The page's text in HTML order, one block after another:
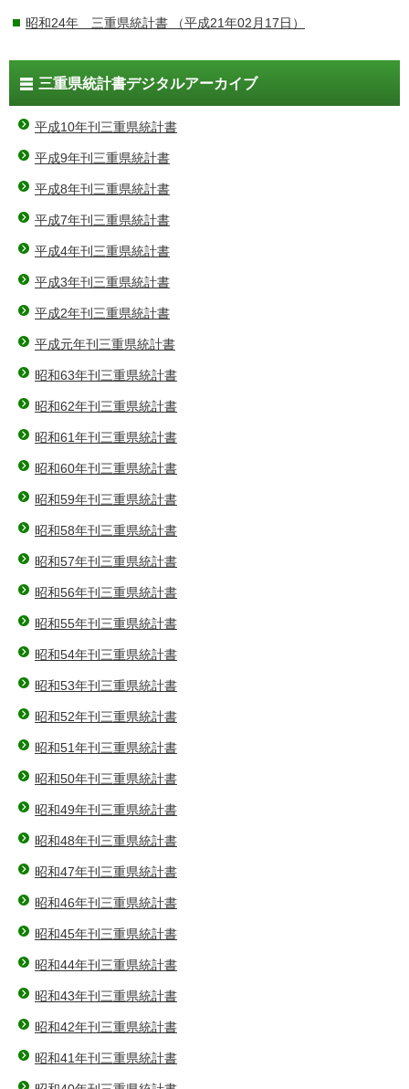
昭和24年 三重県統計書 （平成21年02月17日）
三重県統計書デジタルアーカイブ
平成10年刊三重県統計書
平成9年刊三重県統計書
平成8年刊三重県統計書
平成7年刊三重県統計書
平成4年刊三重県統計書
平成3年刊三重県統計書
平成2年刊三重県統計書
平成元年刊三重県統計書
昭和63年刊三重県統計書
昭和62年刊三重県統計書
昭和61年刊三重県統計書
昭和60年刊三重県統計書
昭和59年刊三重県統計書
昭和58年刊三重県統計書
昭和57年刊三重県統計書
昭和56年刊三重県統計書
昭和55年刊三重県統計書
昭和54年刊三重県統計書
昭和53年刊三重県統計書
昭和52年刊三重県統計書
昭和51年刊三重県統計書
昭和50年刊三重県統計書
昭和49年刊三重県統計書
昭和48年刊三重県統計書
昭和47年刊三重県統計書
昭和46年刊三重県統計書
昭和45年刊三重県統計書
昭和44年刊三重県統計書
昭和43年刊三重県統計書
昭和42年刊三重県統計書
昭和41年刊三重県統計書